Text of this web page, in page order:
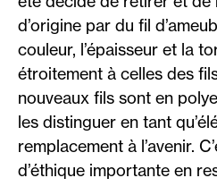
d’origine par du fil
couleur, l’épaisseur et la
étroitement à celles des
nouveaux fils sont en
les distinguer en tant
remplacement à l’avenir.
d’éthique importante en